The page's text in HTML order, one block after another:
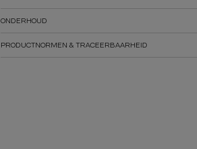
ONDERHOUD
PRODUCTNORMEN & TRACEERBAARHEID